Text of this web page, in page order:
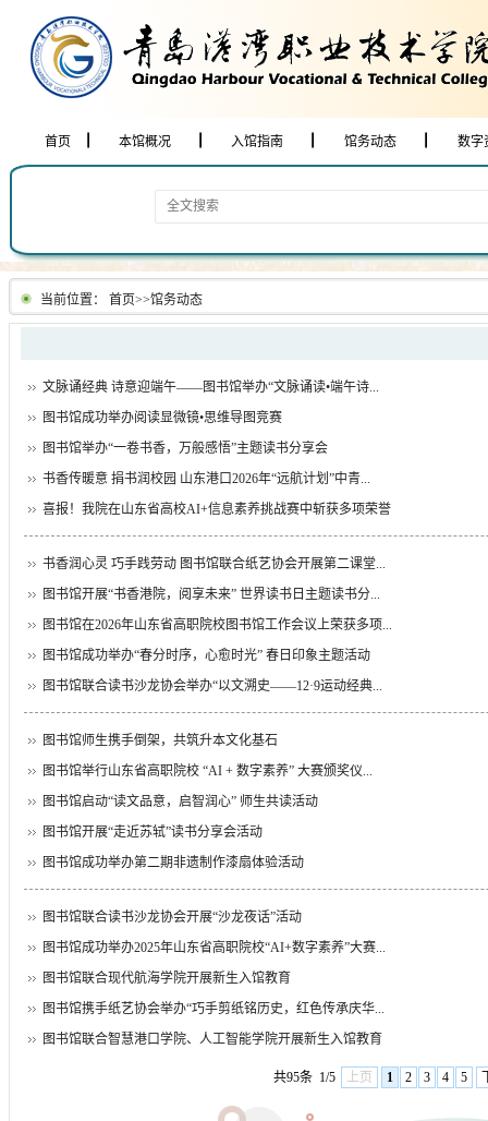
首页 本馆概况 入馆指南 馆务动态 数字
当前位置： 首页>>馆务动态
文脉诵经典 诗意迎端午——图书馆举办“文脉诵读•端午诗...
图书馆成功举办阅读显微镜•思维导图竞赛
图书馆举办“一卷书香，万般感悟”主题读书分享会
书香传暖意 捐书润校园 山东港口2026年“远航计划”中青...
喜报！我院在山东省高校AI+信息素养挑战赛中斩获多项荣誉
书香润心灵 巧手践劳动 图书馆联合纸艺协会开展第二课堂...
图书馆开展“书香港院，阅享未来” 世界读书日主题读书分...
图书馆在2026年山东省高职院校图书馆工作会议上荣获多项...
图书馆成功举办“春分时序，心愈时光” 春日印象主题活动
图书馆联合读书沙龙协会举办“以文溯史——12·9运动经典...
图书馆师生携手倒架，共筑升本文化基石
图书馆举行山东省高职院校 “AI + 数字素养” 大赛颁奖仪...
图书馆启动“读文品意，启智润心” 师生共读活动
图书馆开展“走近苏轼”读书分享会活动
图书馆成功举办第二期非遗制作漆扇体验活动
图书馆联合读书沙龙协会开展“沙龙夜话”活动
图书馆成功举办2025年山东省高职院校“AI+数字素养”大赛...
图书馆联合现代航海学院开展新生入馆教育
图书馆携手纸艺协会举办“巧手剪纸铭历史，红色传承庆华...
图书馆联合智慧港口学院、人工智能学院开展新生入馆教育
共95条 1/5 上页 1 2 3 4 5